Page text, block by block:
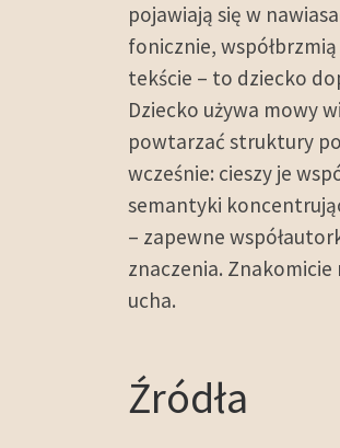
pojawiają się w
fonicznie,
tekście – to dziecko
Dziecko używa mowy
powtarzać struktury
wcześnie: cieszy je
semantyki
– zapewne
znaczenia. Znakomicie
ucha.
Źródła